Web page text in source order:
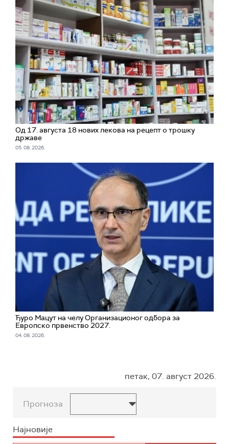
Од 17. августа 18 нових лекова на рецепт о трошку
државе
05. 08. 2026.
Ђуро Мацут на челу Организационог одбора за
Европско првенство 2027.
04. 08. 2026.
петак, 07. август 2026.
Прогноза
Најновије